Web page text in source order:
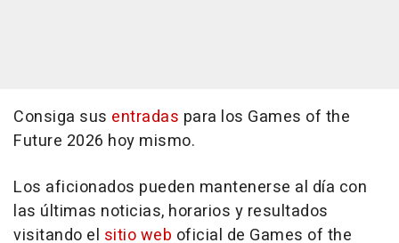
Consiga sus entradas para los Games of the
Future 2026 hoy mismo.
Los aficionados pueden mantenerse al día con
las últimas noticias, horarios y resultados
visitando el sitio web oficial de Games of the